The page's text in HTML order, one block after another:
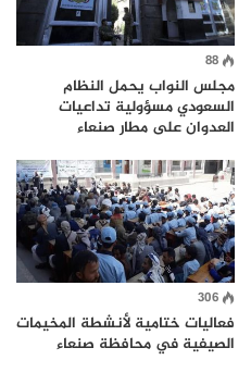
88
مجلس النواب يحمل النظام
السعودي مسؤولية تداعيات
العدوان على مطار صنعاء
306
فعاليات ختامية لأنشطة المخيمات
الصيفية في محافظة صنعاء